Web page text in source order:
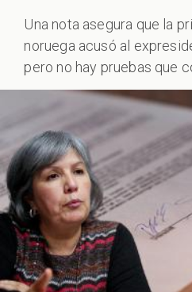
Una nota asegura que la
noruega acusó al
pero no hay pruebas que